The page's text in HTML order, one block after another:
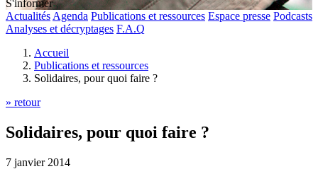
S'informer
Actualités Agenda Publications et ressources Espace presse Podcasts
Analyses et décryptages F.A.Q
Accueil
Publications et ressources
Solidaires, pour quoi faire ?
» retour
Solidaires, pour quoi faire ?
7 janvier 2014